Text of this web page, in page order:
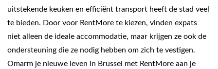
uitstekende keuken en efficiënt transport heeft de stad veel
te bieden. Door voor RentMore te kiezen, vinden expats
niet alleen de ideale accommodatie, maar krijgen ze ook de
ondersteuning die ze nodig hebben om zich te vestigen.
Omarm je nieuwe leven in Brussel met RentMore aan je